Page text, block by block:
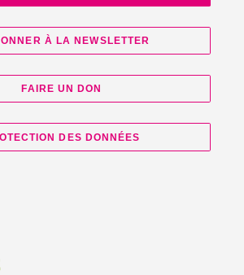
À LA NEWSLETTER
FAIRE UN DON
DES DONNÉES